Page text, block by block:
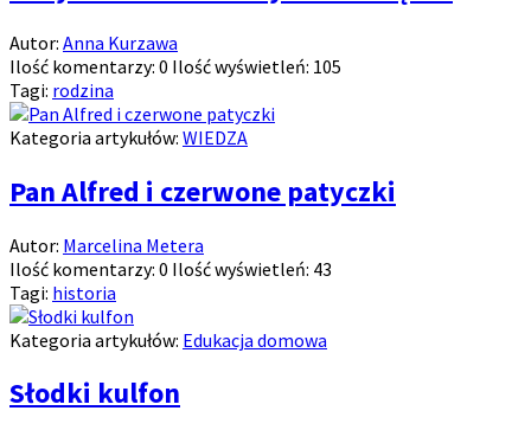
Autor: Anna Kurzawa
Ilość komentarzy: 0 Ilość wyświetleń: 105
Tagi: rodzina
Kategoria artykułów: WIEDZA
Pan Alfred i czerwone patyczki
Autor: Marcelina Metera
Ilość komentarzy: 0 Ilość wyświetleń: 43
Tagi: historia
Kategoria artykułów: Edukacja domowa
Słodki kulfon